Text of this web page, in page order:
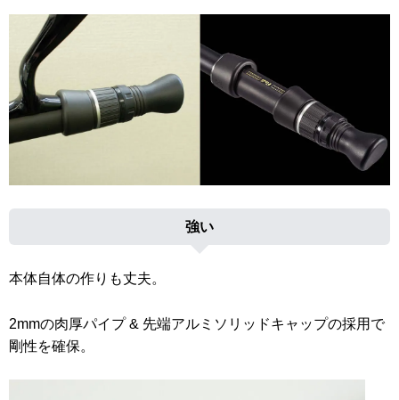
強い
本体自体の作りも丈夫。
2mmの肉厚パイプ & 先端アルミソリッドキャップの採用で
剛性を確保。